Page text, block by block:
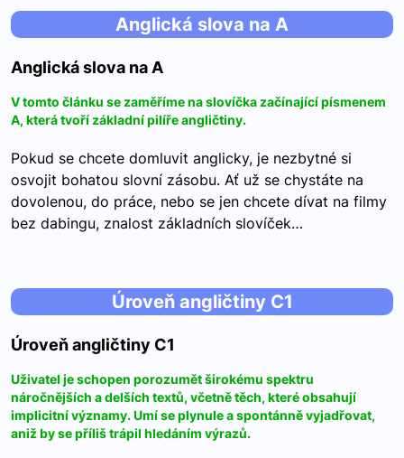
Anglická slova na A
Anglická slova na A
V tomto článku se zaměříme na slovíčka začínající písmenem
A, která tvoří základní pilíře angličtiny.
Pokud se chcete domluvit anglicky, je nezbytné si
osvojit bohatou slovní zásobu. Ať už se chystáte na
dovolenou, do práce, nebo se jen chcete dívat na filmy
bez dabingu, znalost základních slovíček…
Úroveň angličtiny C1
Úroveň angličtiny C1
Uživatel je schopen porozumět širokému spektru
náročnějších a delších textů, včetně těch, které obsahují
implicitní významy. Umí se plynule a spontánně vyjadřovat,
aniž by se příliš trápil hledáním výrazů.